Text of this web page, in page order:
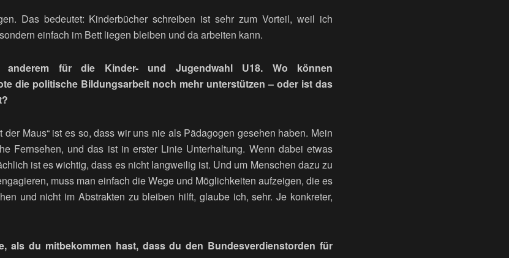
Das bedeutet: Kinderbücher schreiben ist sehr zum Vorteil, weil ich
einfach im Bett liegen bleiben und da arbeiten kann.
für die Kinder- und Jugendwahl U18. Wo können
die politische Bildungsarbeit noch mehr unterstützen – oder ist das
der Maus“ ist es so, dass wir uns nie als Pädagogen gesehen haben. Mein
Fernsehen, und das ist in erster Linie Unterhaltung. Wenn dabei etwas
ist es wichtig, dass es nicht langweilig ist. Und um Menschen dazu zu
muss man einfach die Wege und Möglichkeiten aufzeigen, die es
und nicht im Abstrakten zu bleiben hilft, glaube ich, sehr. Je konkreter,
als du mitbekommen hast, dass du den Bundesverdienstorden für